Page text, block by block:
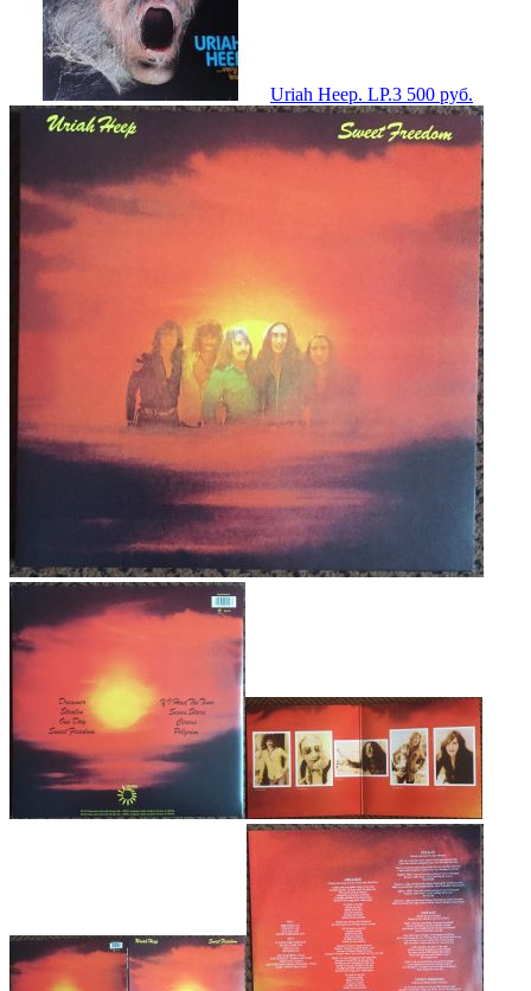
Uriah Heep. LP.3 500 руб.